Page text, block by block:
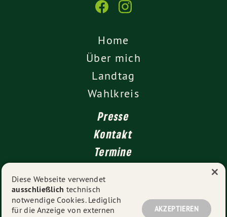
Home
Über mich
Landtag
Wahlkreis
Presse
Kontakt
Termine
Impressum
Datenschutz
Diese Webseite verwendet
ausschließlich technisch
notwendige Cookies. Lediglich
für die Anzeige von externen
AKZEPTIEREN
×